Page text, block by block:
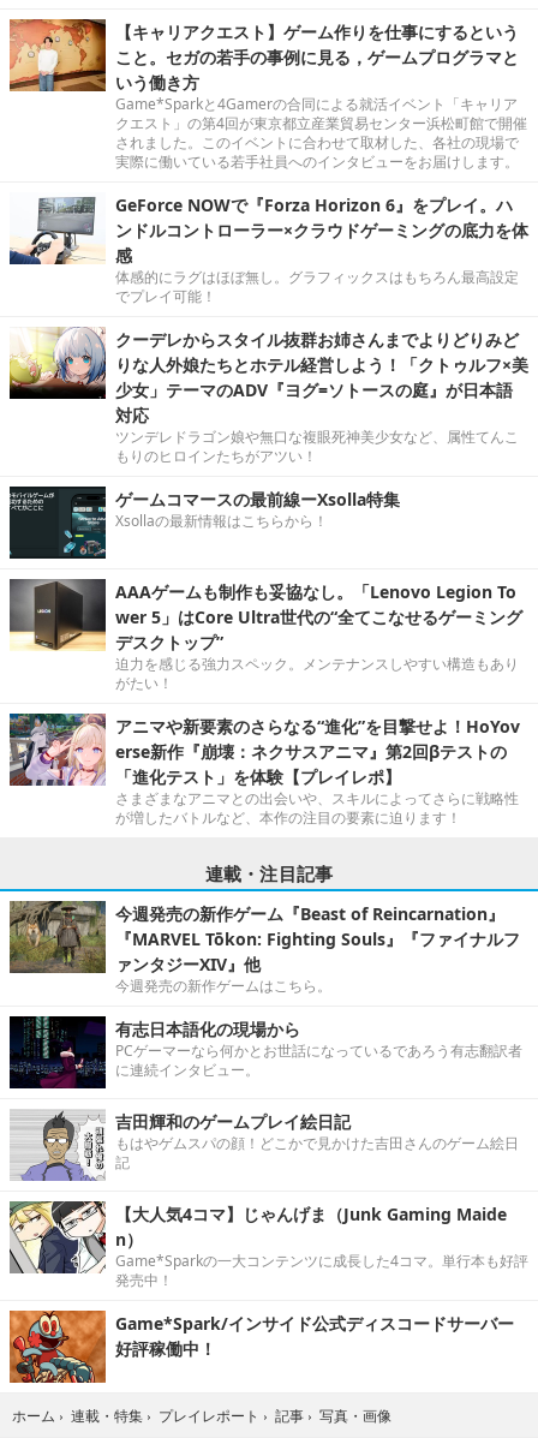
【キャリアクエスト】ゲーム作りを仕事にするという
こと。セガの若手の事例に見る，ゲームプログラマと
いう働き方
Game*Sparkと4Gamerの合同による就活イベント「キャリア
クエスト」の第4回が東京都立産業貿易センター浜松町館で開催
されました。このイベントに合わせて取材した、各社の現場で
実際に働いている若手社員へのインタビューをお届けします。
GeForce NOWで『Forza Horizon 6』をプレイ。ハ
ンドルコントローラー×クラウドゲーミングの底力を体
感
体感的にラグはほぼ無し。グラフィックスはもちろん最高設定
でプレイ可能！
クーデレからスタイル抜群お姉さんまでよりどりみど
りな人外娘たちとホテル経営しよう！「クトゥルフ×美
少女」テーマのADV『ヨグ=ソトースの庭』が日本語
対応
ツンデレドラゴン娘や無口な複眼死神美少女など、属性てんこ
もりのヒロインたちがアツい！
ゲームコマースの最前線ーXsolla特集
Xsollaの最新情報はこちらから！
AAAゲームも制作も妥協なし。「Lenovo Legion To
wer 5」はCore Ultra世代の“全てこなせるゲーミング
デスクトップ”
迫力を感じる強力スペック。メンテナンスしやすい構造もあり
がたい！
アニマや新要素のさらなる“進化”を目撃せよ！HoYov
erse新作『崩壊：ネクサスアニマ』第2回βテストの
「進化テスト」を体験【プレイレポ】
さまざまなアニマとの出会いや、スキルによってさらに戦略性
が増したバトルなど、本作の注目の要素に迫ります！
連載・注目記事
今週発売の新作ゲーム『Beast of Reincarnation』
『MARVEL Tōkon: Fighting Souls』『ファイナルフ
ァンタジーXIV』他
今週発売の新作ゲームはこちら。
有志日本語化の現場から
PCゲーマーなら何かとお世話になっているであろう有志翻訳者
に連続インタビュー。
吉田輝和のゲームプレイ絵日記
もはやゲムスパの顔！どこかで見かけた吉田さんのゲーム絵日
記
【大人気4コマ】じゃんげま（Junk Gaming Maide
n）
Game*Sparkの一大コンテンツに成長した4コマ。単行本も好評
発売中！
Game*Spark/インサイド公式ディスコードサーバー
好評稼働中！
ホーム › 連載・特集 › プレイレポート › 記事 › 写真・画像